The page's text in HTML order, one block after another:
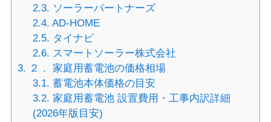
2.3. ソーラーパートナーズ
2.4. AD-HOME
2.5. タイナビ
2.6. スマートソーラー株式会社
3. ２． 家庭用蓄電池の価格相場
3.1. 蓄電池本体価格の目安
3.2. 家庭用蓄電池 設置費用・工事内訳詳細
(2026年版目安)